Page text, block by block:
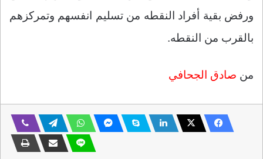
ورفض بقية أفراد النقطه من تسليم انفسهم وتمركزهم
بالقرب من النقطه.
من صادق الجحافي